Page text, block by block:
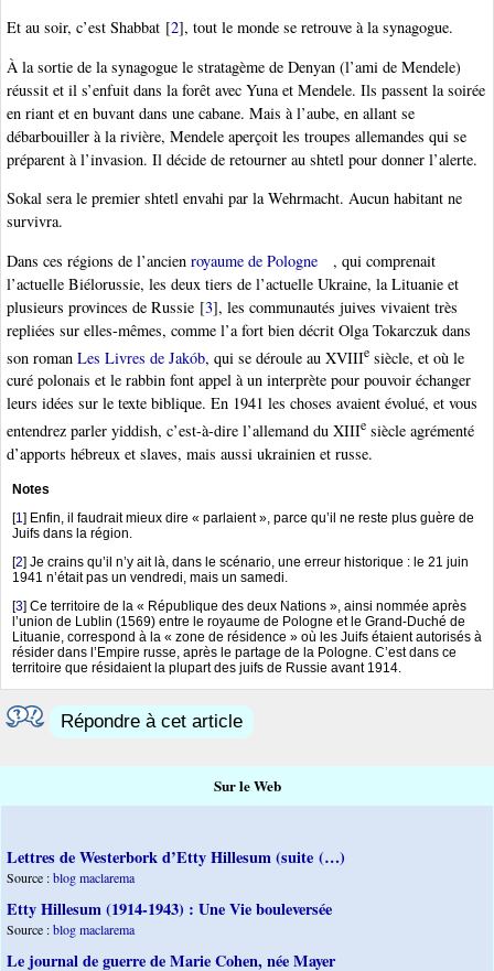
Et au soir, c’est Shabbat [2], tout le monde se retrouve à la synagogue.
À la sortie de la synagogue le stratagème de Denyan (l’ami de Mendele)
réussit et il s’enfuit dans la forêt avec Yuna et Mendele. Ils passent la soirée
en riant et en buvant dans une cabane. Mais à l’aube, en allant se
débarbouiller à la rivière, Mendele aperçoit les troupes allemandes qui se
préparent à l’invasion. Il décide de retourner au shtetl pour donner l’alerte.
Sokal sera le premier shtetl envahi par la Wehrmacht. Aucun habitant ne
survivra.
Dans ces régions de l’ancien royaume de Pologne
, qui comprenait
l’actuelle Biélorussie, les deux tiers de l’actuelle Ukraine, la Lituanie et
plusieurs provinces de Russie [3], les communautés juives vivaient très
repliées sur elles-mêmes, comme l’a fort bien décrit Olga Tokarczuk dans
son roman Les Livres de Jakób, qui se déroule au XVIIIe siècle, et où le
curé polonais et le rabbin font appel à un interprète pour pouvoir échanger
leurs idées sur le texte biblique. En 1941 les choses avaient évolué, et vous
entendrez parler yiddish, c’est-à-dire l’allemand du XIIIe siècle agrémenté
d’apports hébreux et slaves, mais aussi ukrainien et russe.
Notes
[1 ] Enfin, il faudrait mieux dire « parlaient », parce qu’il ne reste plus guère de
Juifs dans la région.
[2] Je crains qu’il n’y ait là, dans le scénario, une erreur historique : le 21 juin
1941 n’était pas un vendredi, mais un samedi.
[3] Ce territoire de la « République des deux Nations », ainsi nommée après
l’union de Lublin (1569) entre le royaume de Pologne et le Grand-Duché de
Lituanie, correspond à la « zone de résidence » où les Juifs étaient autorisés à
résider dans l’Empire russe, après le partage de la Pologne. C’est dans ce
territoire que résidaient la plupart des juifs de Russie avant 1914.
Répondre à cet article
Sur le Web
Lettres de Westerbork d’Etty Hillesum (suite (…)
Source :blog maclarema
Etty Hillesum (1914-1943) : Une Vie bouleversée
Source :blog maclarema
Le journal de guerre de Marie Cohen, née Mayer